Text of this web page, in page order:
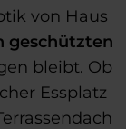
von Haus
geschützten
bleibt. Ob
Essplatz